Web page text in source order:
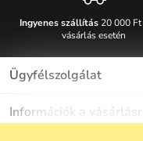
Ingyenes szállítás20 000 Ft
vásárlás esetén
Ügyfélszolgálat
Információk a